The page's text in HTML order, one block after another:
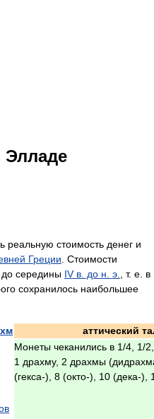
Элладе
реальную стоимость денег и
Греции . Стоимости
середины IV в. до н. э.
, т. е. в
сохранилось наибольшее
аттический
Монеты чеканились в 1/4, 1/
1 драхму, 2 драхмы
(гекса-), 8 (окто-), 10 (дека-),